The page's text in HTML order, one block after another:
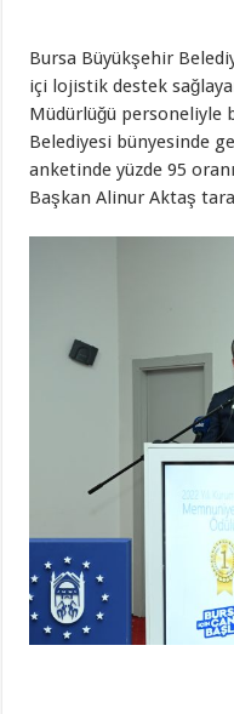
Bursa Büyükşehir
içi lojistik destek
Müdürlüğü personeliyle
Belediyesi bünyesinde
anketinde yüzde 95
Başkan Alinur Aktaş